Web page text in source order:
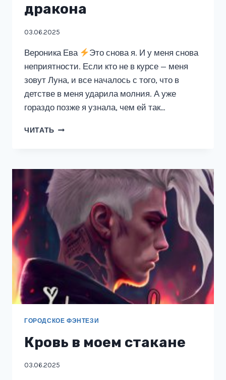
дракона
03.06.2025
Вероника Ева
Это снова я. И у меня снова
неприятности. Если кто не в курсе — меня
зовут Луна, и все началось с того, что в
детстве в меня ударила молния. А уже
гораздо позже я узнала, чем ей так…
ЧИТАТЬ
ГОРОДСКОЕ ФЭНТЕЗИ
Кровь в моем стакане
03.06.2025